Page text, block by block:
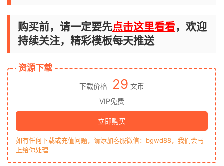
购买前，请一定要先点击这里看看，欢迎
持续关注，精彩模板每天推送
资源下载
下载价格 29 文币
VIP免费
立即购买
如有任何下载或充值问题，请添加客服微信：bgwd88，我们会马
上给你处理